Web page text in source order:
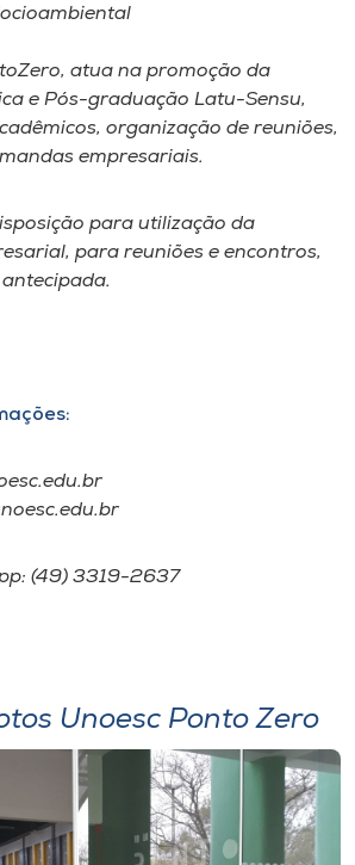
atua na promoção da
e Pós-graduação Latu-Sensu,
organização de reuniões,
empresariais.
para utilização da
para reuniões e encontros,
(49) 3319-2637
Unoesc Ponto Zero